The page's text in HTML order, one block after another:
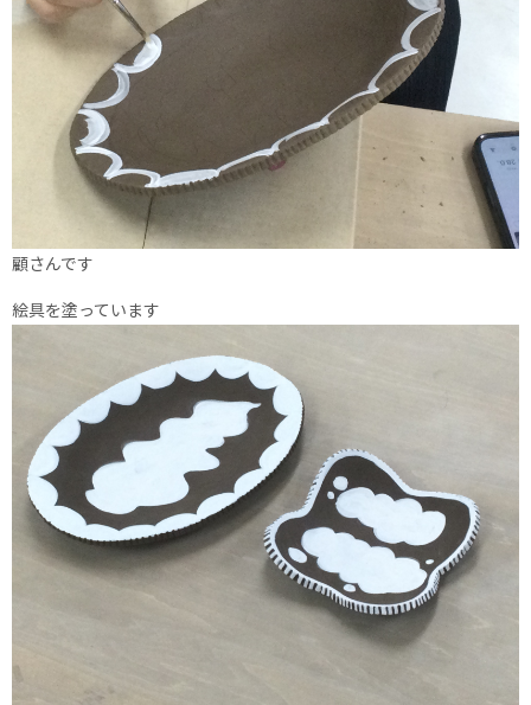
顧さんです
絵具を塗っています